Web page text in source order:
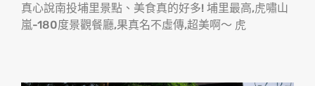
真心說南投埔里景點、美食真的好多! 埔里最高,虎嘯山
嵐-180度景觀餐廳,果真名不虛傳,超美啊〜 虎